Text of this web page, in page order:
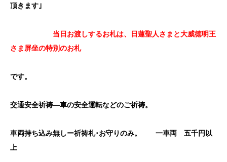
頂きます｣
当日お渡しするお札は、日蓮聖人さまと大威徳明王
さま屏坐の特別のお札
です。
交通安全祈祷―車の安全運転などのご祈祷。
車両持ち込み無しー祈祷札･お守りのみ。 一車両 五千円以
上